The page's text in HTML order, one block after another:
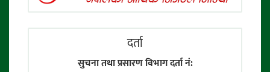
दर्ता
सुचना तथा प्रसारण विभाग दर्ता नं: